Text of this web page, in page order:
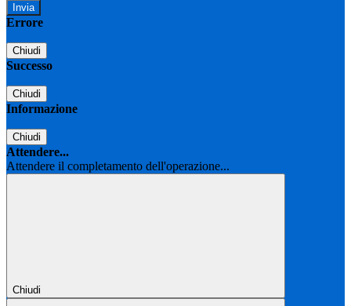
Errore
Chiudi
Successo
Chiudi
Informazione
Chiudi
Attendere...
Attendere il completamento dell'operazione...
Chiudi